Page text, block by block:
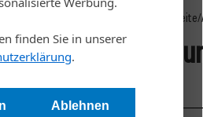
finden Sie in unserer
.
Ablehnen
Startseite/
klagen über